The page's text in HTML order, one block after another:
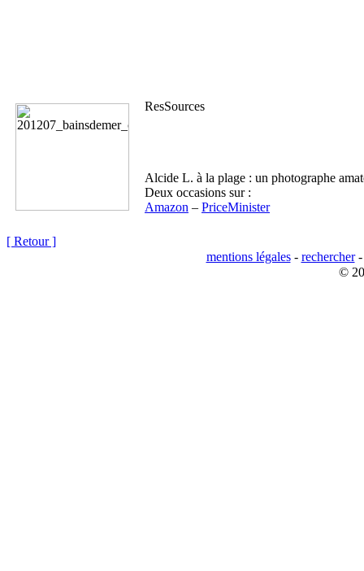
ResSources
Alcide L. à la plage : un photographe
Deux occasions sur :
Amazon – PriceMinister
[ Retour ]
mentions légales- rechercher
©